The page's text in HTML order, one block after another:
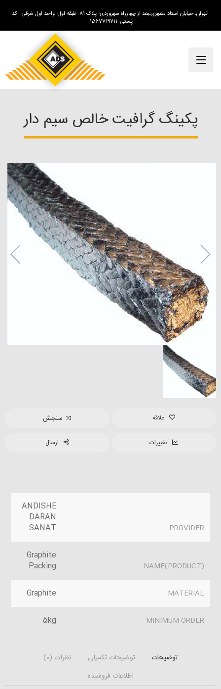
تهران، خیابان استاد مطهری،بعد از چهارراه سهروردی- پلاک 81- طبقه اول- واحد اول شرقی کد
پستی: 1567719711
پکینگ گرافیت خالص سیم دار
علاقه سنجش
تغییرات ارسال
PROVIDER
ANDISHE
DARAN
SANAT
(PRODUCT)NAME
Graphite
Packing
MATERIAL
Graphite
MINIMUM ORDER
5kg
توضیحات توضیحات تکمیلی
نظرات (0)
اطلاعات فروشنده